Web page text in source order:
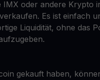
IMX oder andere Krypto
Es ist einfach
Liquidität, ohne das
gekauft haben,